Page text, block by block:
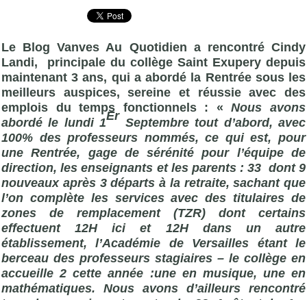
Le Blog Vanves Au Quotidien a rencontré Cindy
Landi, principale du collège Saint Exupery depuis
maintenant 3 ans, qui a abordé la Rentrée sous les
meilleurs auspices, sereine et réussie avec des
emplois du temps fonctionnels : « Nous avons
abordé le lundi 1Er Septembre tout d’abord, avec
100% des professeurs nommés, ce qui est, pour
une Rentrée, gage de sérénité pour l’équipe de
direction, les enseignants et les parents : 33 dont 9
nouveaux après 3 départs à la retraite, sachant que
l’on complète les services avec des titulaires de
zones de remplacement (TZR) dont certains
effectuent 12H ici et 12H dans un autre
établissement, l’Académie de Versailles étant le
berceau des professeurs stagiaires – le collège en
accueille 2 cette année :une en musique, une en
mathématiques. Nous avons d’ailleurs rencontré